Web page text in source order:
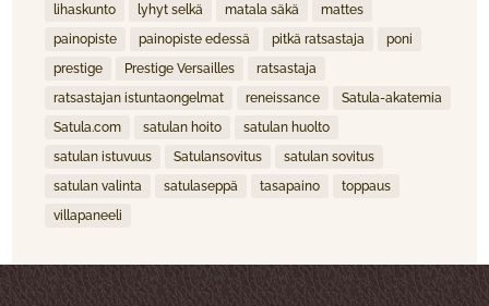
lihaskunto
lyhyt selkä matala säkä
mattes
painopiste
painopiste edessä pitkä ratsastaja
poni
prestige
Prestige Versailles
ratsastaja
ratsastajan istuntaongelmat
reneissance
Satula-akatemia
Satula.com
satulan hoito
satulan huolto
satulan istuvuus
Satulansovitus
satulan sovitus
satulan valinta
satulaseppä tasapaino
toppaus
villapaneeli